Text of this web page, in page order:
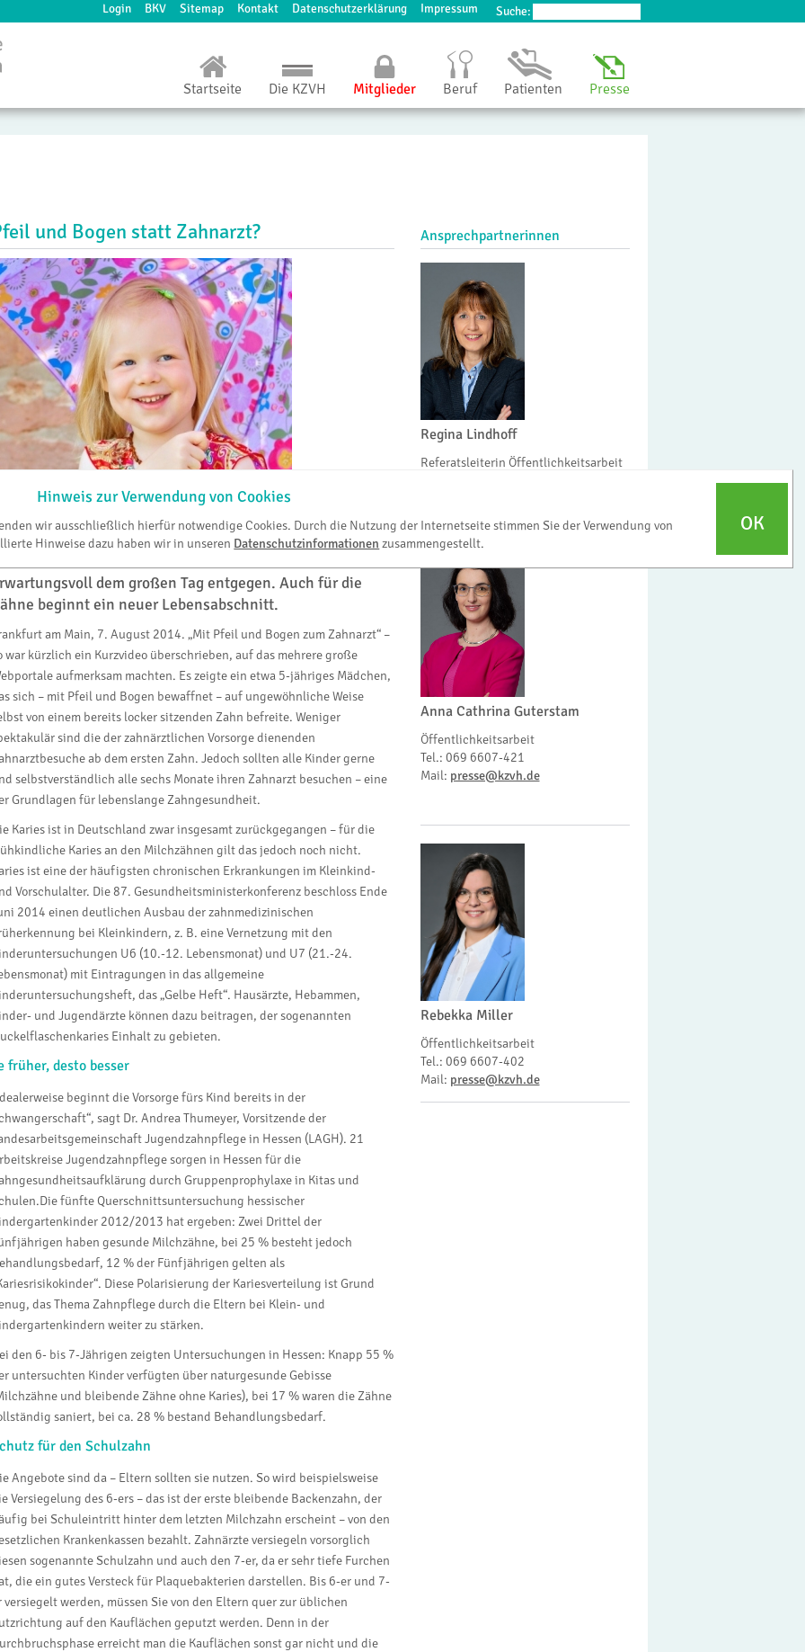
Suche:
Login BKV Sitemap Kontakt Datenschutzerklärung Impressum
Hinweis zur Verwendung von Cookies
wir ausschließlich hierfür notwendige Cookies. Durch die Nutzung der Internetseite stimmen Sie der Verwendung von
Hinweise dazu haben wir in unseren Datenschutzinformationen zusammengestellt.
OK
Startseite Die KZVH Mitglieder Beruf Patienten Presse
und Bogen statt Zahnarzt?
Hüfner
sich die ersten Milchzähne verabschiedet haben,
zeigt sich auch optisch: Der Schulanfang naht. Rund
dem großen Tag entgegen. Auch für die
beginnt ein neuer Lebensabschnitt.
am Main, 7. August 2014. „Mit Pfeil und Bogen zum Zahnarzt“ –
war kürzlich ein Kurzvideo überschrieben, auf das mehrere große
aufmerksam machten. Es zeigte ein etwa 5-jähriges Mädchen,
sich – mit Pfeil und Bogen bewaffnet – auf ungewöhnliche Weise
von einem bereits locker sitzenden Zahn befreite. Weniger
sind die der zahnärztlichen Vorsorge dienenden
ab dem ersten Zahn. Jedoch sollten alle Kinder gerne
selbstverständlich alle sechs Monate ihren Zahnarzt besuchen – eine
Grundlagen für lebenslange Zahngesundheit.
Karies ist in Deutschland zwar insgesamt zurückgegangen – für die
Karies an den Milchzähnen gilt das jedoch noch nicht.
ist eine der häufigsten chronischen Erkrankungen im Kleinkind-
Vorschulalter. Die 87. Gesundheitsministerkonferenz beschloss Ende
2014 einen deutlichen Ausbau der zahnmedizinischen
bei Kleinkindern, z. B. eine Vernetzung mit den
U6 (10.-12. Lebensmonat) und U7 (21.-24.
mit Eintragungen in das allgemeine
das „Gelbe Heft“. Hausärzte, Hebammen,
und Jugendärzte können dazu beitragen, der sogenannten
Einhalt zu gebieten.
früher, desto besser
beginnt die Vorsorge fürs Kind bereits in der
sagt Dr. Andrea Thumeyer, Vorsitzende der
Jugendzahnpflege in Hessen (LAGH). 21
Jugendzahnpflege sorgen in Hessen für die
durch Gruppenprophylaxe in Kitas und
fünfte Querschnittsuntersuchung hessischer
2012/2013 hat ergeben: Zwei Drittel der
haben gesunde Milchzähne, bei 25 % besteht jedoch
12 % der Fünfjährigen gelten als
Diese Polarisierung der Kariesverteilung ist Grund
das Thema Zahnpflege durch die Eltern bei Klein- und
weiter zu stärken.
den 6- bis 7-Jährigen zeigten Untersuchungen in Hessen: Knapp 55 %
untersuchten Kinder verfügten über naturgesunde Gebisse
und bleibende Zähne ohne Karies), bei 17 % waren die Zähne
saniert, bei ca. 28 % bestand Behandlungsbedarf.
für den Schulzahn
Angebote sind da – Eltern sollten sie nutzen. So wird beispielsweise
Versiegelung des 6-ers – das ist der erste bleibende Backenzahn, der
bei Schuleintritt hinter dem letzten Milchzahn erscheint – von den
Krankenkassen bezahlt. Zahnärzte versiegeln vorsorglich
sogenannte Schulzahn und auch den 7-er, da er sehr tiefe Furchen
die ein gutes Versteck für Plaquebakterien darstellen. Bis 6-er und 7-
versiegelt werden, müssen Sie von den Eltern quer zur üblichen
auf den Kauflächen geputzt werden. Denn in der
erreicht man die Kauflächen sonst gar nicht und die
Ansprechpartnerinnen
Regina Lindhoff
Referatsleiterin Öffentlichkeitsarbeit
Anna Cathrina Guterstam
Öffentlichkeitsarbeit
Tel.: 069 6607-421
Mail: presse@kzvh.de
Rebekka Miller
Öffentlichkeitsarbeit
Tel.: 069 6607-402
Mail: presse@kzvh.de